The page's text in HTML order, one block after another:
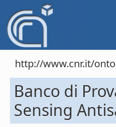
http://www.cnr.it/
Banco di
Sensing